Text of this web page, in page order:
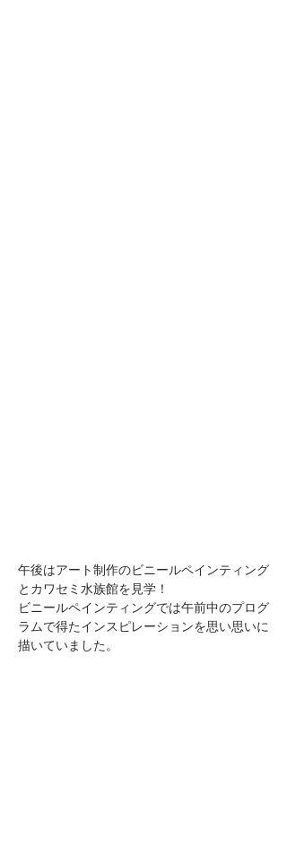
午後はアート制作のビニールペインティング
とカワセミ水族館を見学！
ビニールペインティングでは午前中のプログ
ラムで得たインスピレーションを思い思いに
描いていました。